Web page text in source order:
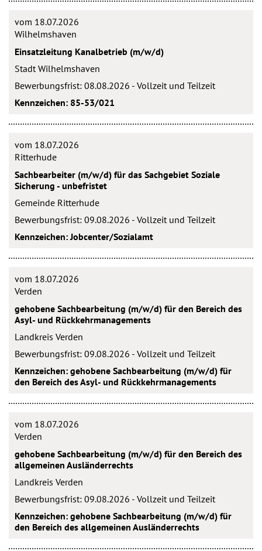
vom 18.07.2026
Wilhelmshaven
Einsatzleitung Kanalbetrieb (m/w/d)
Stadt Wilhelmshaven
Bewerbungsfrist: 08.08.2026 - Vollzeit und Teilzeit
Kennzeichen: 85-53/021
vom 18.07.2026
Ritterhude
Sachbearbeiter (m/w/d) für das Sachgebiet Soziale
Sicherung - unbefristet
Gemeinde Ritterhude
Bewerbungsfrist: 09.08.2026 - Vollzeit und Teilzeit
Kennzeichen: Jobcenter/Sozialamt
vom 18.07.2026
Verden
gehobene Sachbearbeitung (m/w/d) für den Bereich des
Asyl- und Rückkehrmanagements
Landkreis Verden
Bewerbungsfrist: 09.08.2026 - Vollzeit und Teilzeit
Kennzeichen: gehobene Sachbearbeitung (m/w/d) für
den Bereich des Asyl- und Rückkehrmanagements
vom 18.07.2026
Verden
gehobene Sachbearbeitung (m/w/d) für den Bereich des
allgemeinen Ausländerrechts
Landkreis Verden
Bewerbungsfrist: 09.08.2026 - Vollzeit und Teilzeit
Kennzeichen: gehobene Sachbearbeitung (m/w/d) für
den Bereich des allgemeinen Ausländerrechts